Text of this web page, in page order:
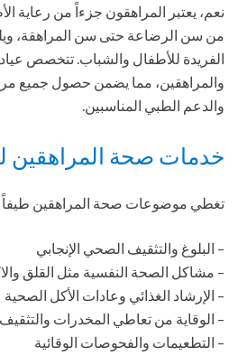
نعم، يعتبر المراهقون جزءاً من رعاية
من سن الرضاعة حتى سن المراهقة،
الفريدة للأطفال والشباب. تتخصص
والمراهقين، مما يضمن حصول جميع
والدعم الطبي المناسبين.
خدمات صحة المراهقين
تغطي موضوعات صحة المراهقين طيفاً
– البلوغ والتثقيف الصحي الإنجابي
– مشاكل الصحة النفسية مثل القلق
– الإرشاد الغذائي وعادات الأكل الصحية
– الوقاية من تعاطي المخدرات والتثقيف
– التطعيمات والفحوصات الوقائية